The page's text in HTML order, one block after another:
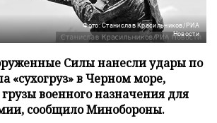
Фото: Станислав Красильников/РИА
Новости
Силы нанесли удары по
«сухогруз» в Черном море,
военного назначения для
сообщило Минобороны.